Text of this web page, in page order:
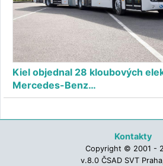
Kiel objednal 28 kloubových
Mercedes-Benz…
Kontakty
Copyright © 2001 -
v.8.0 ČSAD SVT